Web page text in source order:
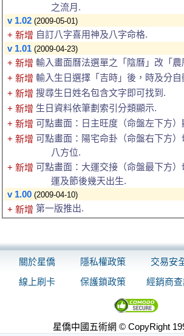
之流月.
v 1.02 (2009-05-01)
+ 新增 自訂八字喜用神及八字命格.
v 1.01 (2009-04-23)
+ 新增 輸入畫面曆法選單之「陰曆」改「農
+ 新增 輸入生日選擇「吉時」後，時及分自
+ 新增 搜尋生日姓名包含文字即可找到.
+ 新增 生日資料依筆劃索引分類顯示.
+ 新增 可點畫面：日主旺度（命盤左下方
+ 新增 可點畫面：陽宅命卦（命盤右下方
八方位.
+ 新增 可點畫面：大運交接（命盤最下方
運及節後幾天出生.
v 1.00 (2009-04-10)
+ 新增 第一版推出.
關於星僑 隱私權政策 交易安
線上刷卡
保護鎖政策 經銷商
星僑中國五術網 © CopyRight